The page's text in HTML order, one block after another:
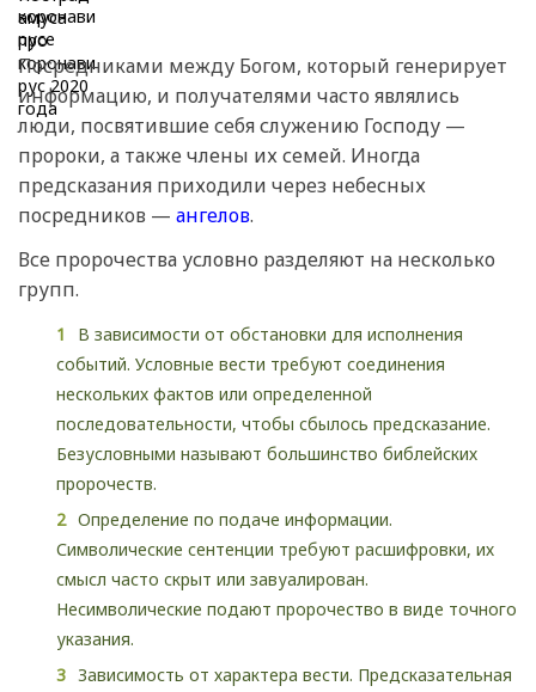
Посредниками между Богом, который генерирует
информацию, и получателями часто являлись
люди, посвятившие себя служению Господу —
пророки, а также члены их семей. Иногда
предсказания приходили через небесных
посредников — ангелов.
Все пророчества условно разделяют на несколько
групп.
В зависимости от обстановки для исполнения
событий. Условные вести требуют соединения
нескольких фактов или определенной
последовательности, чтобы сбылось предсказание.
Безусловными называют большинство библейских
пророчеств.
Определение по подаче информации.
Символические сентенции требуют расшифровки, их
смысл часто скрыт или завуалирован.
Несимволические подают пророчество в виде точного
указания.
Зависимость от характера вести. Предсказательная